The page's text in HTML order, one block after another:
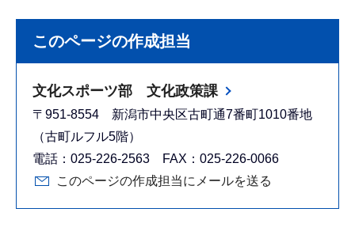
このページの作成担当
文化スポーツ部 文化政策課
〒951-8554 新潟市中央区古町通7番町1010番地
（古町ルフル5階）
電話：025-226-2563 FAX：025-226-0066
このページの作成担当にメールを送る